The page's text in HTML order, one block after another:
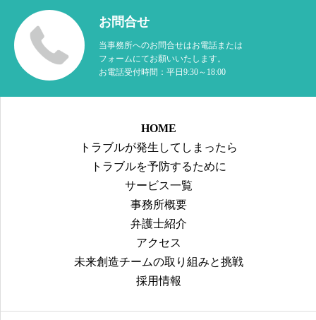
お問合せ
当事務所へのお問合せはお電話または
フォームにてお願いいたします。
お電話受付時間：平日9:30～18:00
HOME
トラブルが発生してしまったら
トラブルを予防するために
サービス一覧
事務所概要
弁護士紹介
アクセス
未来創造チームの取り組みと挑戦
採用情報